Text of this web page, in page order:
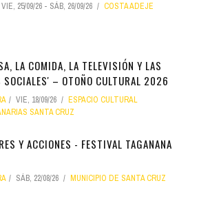
VIE, 25/09/26 - SÁB, 26/09/26 COSTA ADEJE
LA COMIDA, LA TELEVISIÓN Y LAS
SOCIALES' – OTOÑO CULTURAL 2026
VIE, 18/09/26
ESPACIO CULTURAL
SANTA CRUZ
Y ACCIONES - FESTIVAL TAGANANA
SÁB, 22/08/26 MUNICIPIO DE SANTA CRUZ